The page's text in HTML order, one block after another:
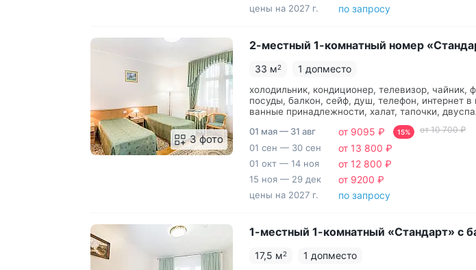
цены на 2027 г. по запросу
3 фото
2-местный 1-комнатный номер
33 м2 1 допместо
холодильник, кондиционер, телевизор, чайник,
посуды, балкон, сейф, душ, телефон, интернет
ванные принадлежности, халат, тапочки,
ванная комната, банные принадлежности,
01 мая — 31 авг
от 9095 ₽ 15% от 10 700 ₽
01 сен — 30 сен от 13 800 ₽
01 окт — 14 ноя от 12 800 ₽
15 ноя — 29 дек от 9200 ₽
цены на 2027 г. по запросу
1-местный 1-комнатный «Стандарт» с
17,5 м2 1 допместо